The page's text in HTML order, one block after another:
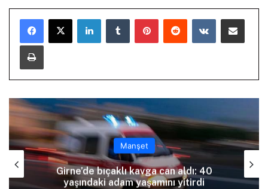
LinkedInTumblr PinterestReddit VKontakteE-Posta ile paylaş
Yazdır
Manşet
Girne’de bıçaklı kavga can aldı: 40
yaşındaki adam yaşamını yitirdi